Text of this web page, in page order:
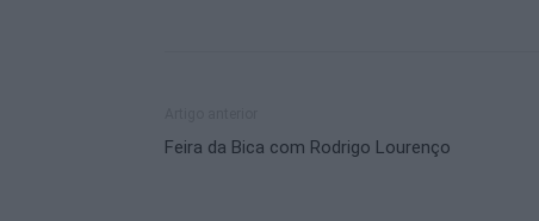
Feira da Bica com Rodrigo Lourenço